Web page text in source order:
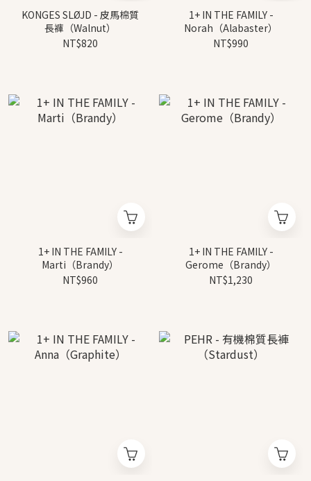
KONGES SLØJD - 皮馬棉質
長褲（Walnut）
NT$820
1+ IN THE FAMILY -
Norah（Alabaster）
NT$990
1+ IN THE FAMILY -
Marti（Brandy）
NT$960
1+ IN THE FAMILY -
Gerome（Brandy）
NT$1,230